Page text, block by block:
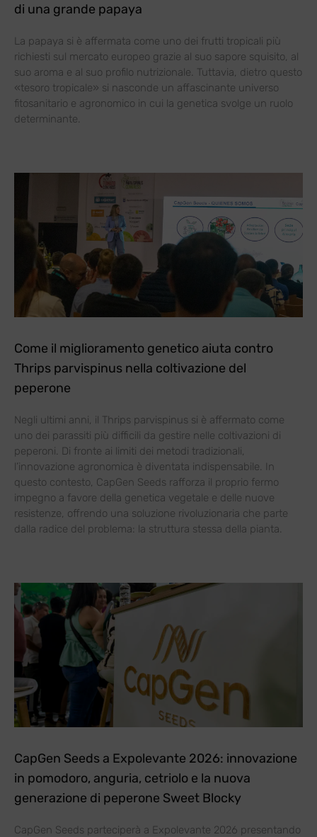
di una grande papaya
La papaya si è affermata come uno dei frutti tropicali più
richiesti sul mercato europeo grazie al suo sapore squisito, al
suo aroma e al suo profilo nutrizionale. Tuttavia, dietro questo
«tesoro tropicale» si nasconde un affascinante universo
fitosanitario e agronomico in cui la genetica svolge un ruolo
determinante.
Come il miglioramento genetico aiuta contro
Thrips parvispinus nella coltivazione del
peperone
Negli ultimi anni, il Thrips parvispinus si è affermato come
uno dei parassiti più difficili da gestire nelle coltivazioni di
peperoni. Di fronte ai limiti dei metodi tradizionali,
l’innovazione agronomica è diventata indispensabile. In
questo contesto, CapGen Seeds rafforza il proprio fermo
impegno a favore della genetica vegetale e delle nuove
resistenze, offrendo una soluzione rivoluzionaria che parte
dalla radice del problema: la struttura stessa della pianta.
CapGen Seeds a Expolevante 2026: innovazione
in pomodoro, anguria, cetriolo e la nuova
generazione di peperone Sweet Blocky
CapGen Seeds parteciperà a Expolevante 2026 presentando